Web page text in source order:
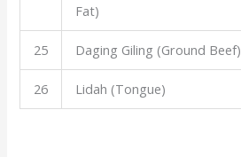
Fat)
25 Daging Giling (Ground Beef)
26 Lidah (Tongue)